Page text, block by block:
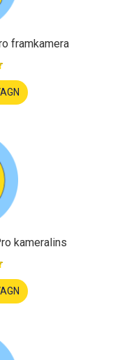
framkamera
kameralins